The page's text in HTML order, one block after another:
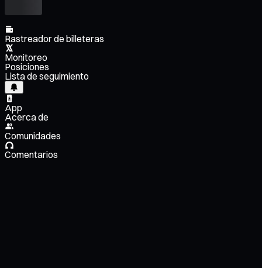
Rastreador de billeteras
Monitoreo
Posiciones
Lista de seguimiento
App
Acerca de
Comunidades
Comentarios